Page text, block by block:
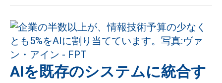
AIを既存のシステムに統合す